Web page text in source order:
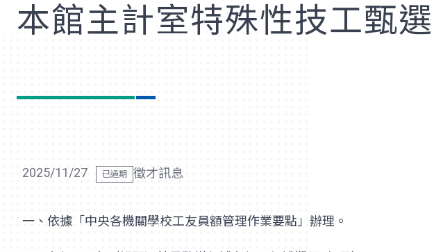
本館主計室特殊性技工甄
2025/11/27 徵才訊息
一、依據「中央各機關學校工友員額管理作業要點」辦理。